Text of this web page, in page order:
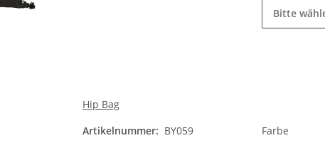
Bitte
Hip Bag
Artikelnummer: BY059
Farbe